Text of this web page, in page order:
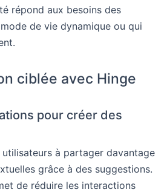
répond aux besoins des
de vie dynamique ou qui
ciblée avec Hinge
pour créer des
à partager davantage
grâce à des suggestions.
de réduire les interactions